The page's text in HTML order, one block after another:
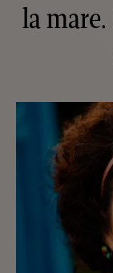
la